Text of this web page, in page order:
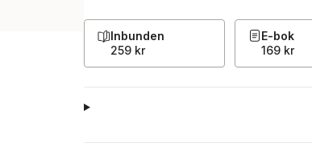
Inbunden
259 kr
E-bok
169 kr